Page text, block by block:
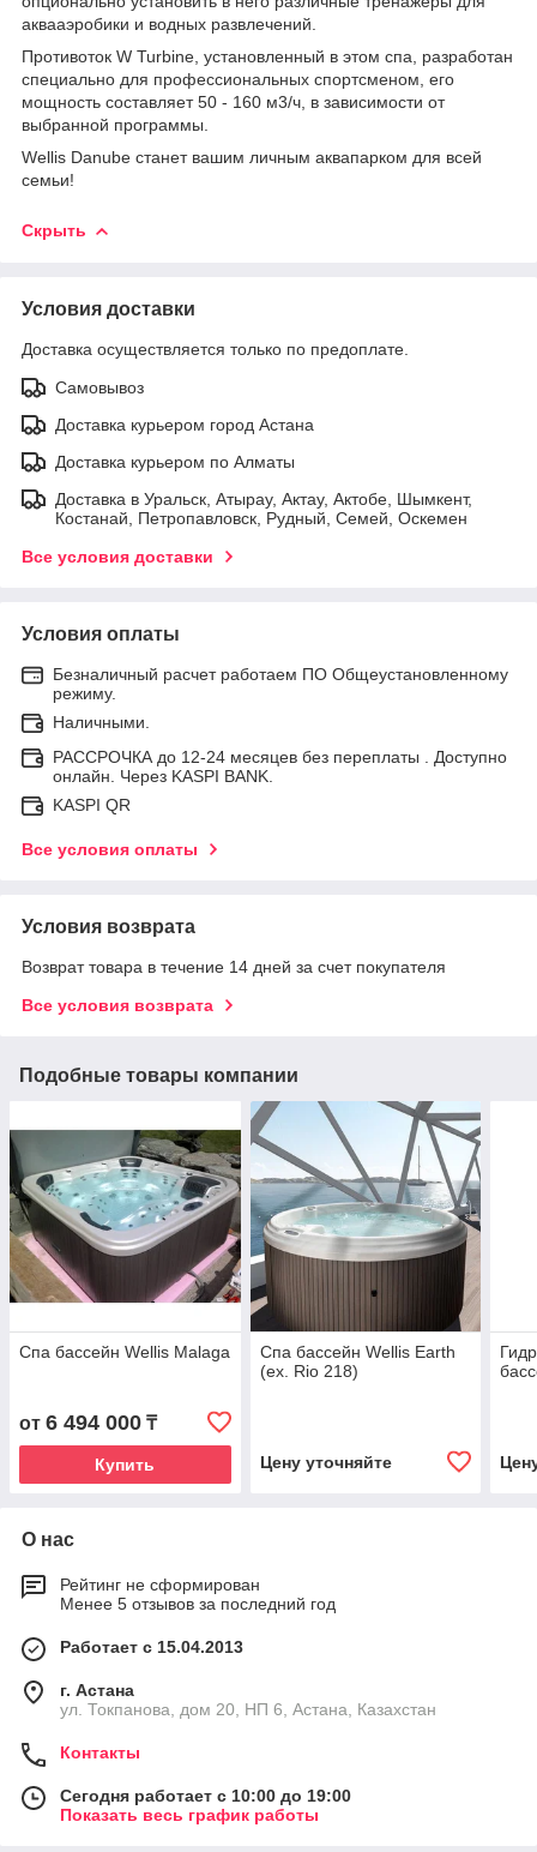
аквааэробики и водных развлечений.
Противоток W Turbine, установленный в этом спа, разработан
специально для профессиональных спортсменом, его
мощность составляет 50 - 160 м3/ч, в зависимости от
выбранной программы.
Wellis Danube станет вашим личным аквапарком для всей
семьи!
Скрыть
Условия доставки
Доставка осуществляется только по предоплате.
Самовывоз
Доставка курьером город Астана
Доставка курьером по Алматы
Доставка в Уральск, Атырау, Актау, Актобе, Шымкент,
Костанай, Петропавловск, Рудный, Семей, Оскемен
Все условия доставки
Условия оплаты
Безналичный расчет работаем ПО Общеустановленному
режиму.
Наличными.
РАССРОЧКА до 12-24 месяцев без переплаты . Доступно
онлайн. Через KASPI BANK.
KASPI QR
Все условия оплаты
Условия возврата
Возврат товара в течение 14 дней за счет покупателя
Все условия возврата
Подобные товары компании
Спа бассейн Wellis Malaga
от 6 494 000 ₸
Купить
Спа бассейн Wellis Earth
(ex. Rio 218)
Цену уточняйте
О нас
Рейтинг не сформирован
Менее 5 отзывов за последний год
Работает с 15.04.2013
г. Астана
ул. Токпанова, дом 20, НП 6, Астана, Казахстан
Контакты
Сегодня работает с 10:00 до 19:00
Показать весь график работы